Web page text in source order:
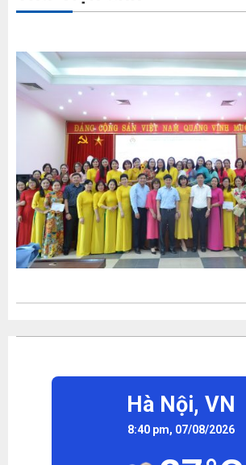
Hà Nội, VN
8:40 pm, 07/08/2026